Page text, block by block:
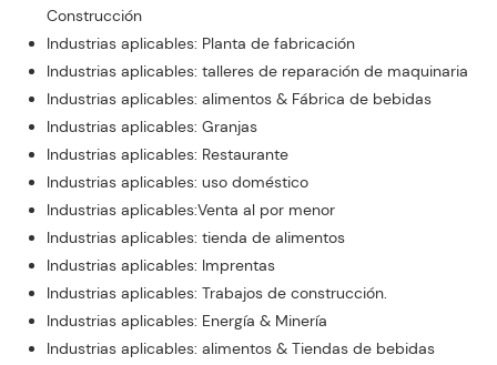
Construcción
Industrias aplicables: Planta de fabricación
Industrias aplicables: talleres de reparación de maquinaria
Industrias aplicables: alimentos & Fábrica de bebidas
Industrias aplicables: Granjas
Industrias aplicables: Restaurante
Industrias aplicables: uso doméstico
Industrias aplicables:Venta al por menor
Industrias aplicables: tienda de alimentos
Industrias aplicables: Imprentas
Industrias aplicables: Trabajos de construcción.
Industrias aplicables: Energía & Minería
Industrias aplicables: alimentos & Tiendas de bebidas